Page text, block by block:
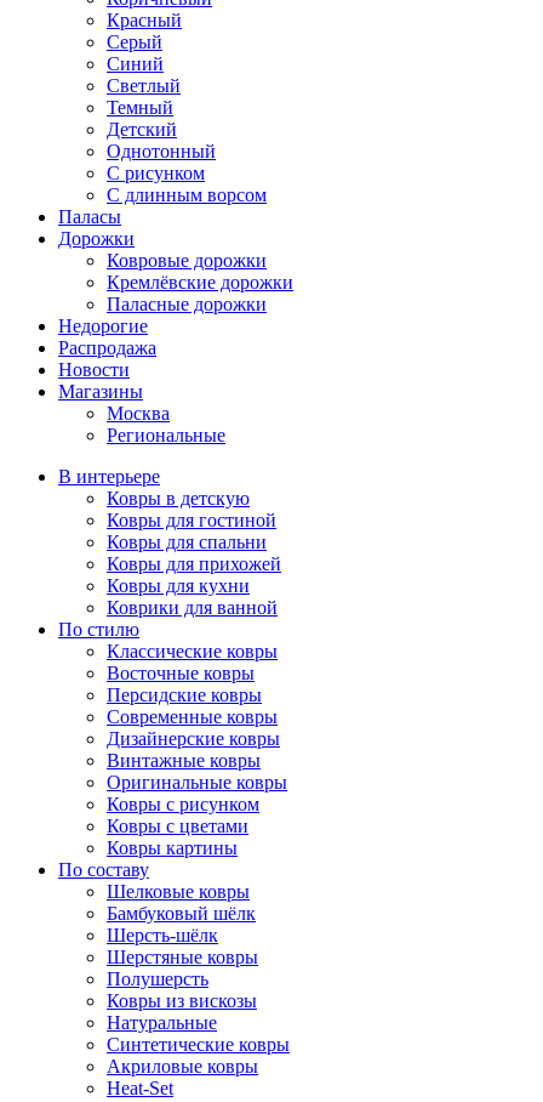
Красный
Серый
Синий
Светлый
Темный
Детский
Однотонный
С рисунком
С длинным ворсом
Паласы
Дорожки
Ковровые дорожки
Кремлёвские дорожки
Паласные дорожки
Недорогие
Распродажа
Новости
Магазины
Москва
Региональные
В интерьере
Ковры в детскую
Ковры для гостиной
Ковры для спальни
Ковры для прихожей
Ковры для кухни
Коврики для ванной
По стилю
Классические ковры
Восточные ковры
Персидские ковры
Современные ковры
Дизайнерские ковры
Винтажные ковры
Оригинальные ковры
Ковры с рисунком
Ковры с цветами
Ковры картины
По составу
Шелковые ковры
Бамбуковый шёлк
Шерсть-шёлк
Шерстяные ковры
Полушерсть
Ковры из вискозы
Натуральные
Синтетические ковры
Акриловые ковры
Heat-Set